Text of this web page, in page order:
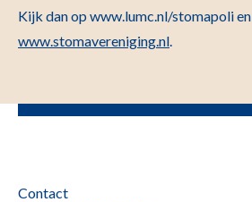
Kijk dan op www.lumc.nl/stomapoli en
www.stomavereniging.nl.
Contact